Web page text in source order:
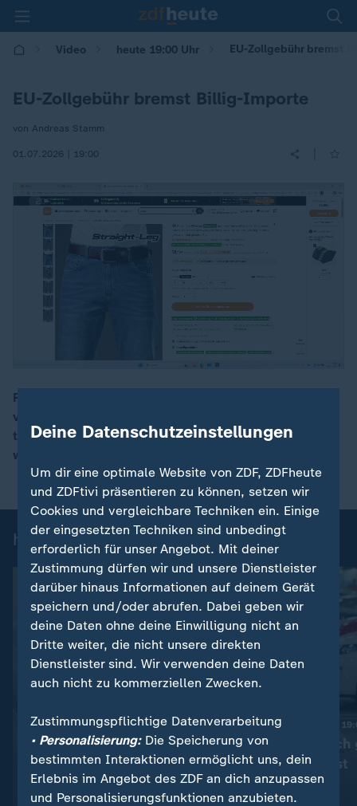
Video heute 19:00 Uhr EU-Zollgebühr bremst
EU-Zollgebühr bremst Billig-Importe
von Andreas Stamm
01.07.2026 | 19:00
00:16
Für Waren außerhalb der EU fällt eine neue Zollgebühr
von drei Euro pro Produkttyp an. Die EU reagiert auf
täglich rund 16 Millionen Pakete von Billiganbietern
wie Shein, Temu oder AliExpress.
heute 19:00 Uhr: Einzelbeiträge
Nachrichten | heute 19:00 Uhr:
Trotz Krieg:
Leihmutterschaft in der
Ukraine
Nachrichten | heute
Nachfrage nach
E-Autos wächst
Video
Deine Datenschutzeinstellungen
Um dir eine optimale Website von ZDF, ZDFheute
und ZDFtivi präsentieren zu können, setzen wir
Cookies und vergleichbare Techniken ein. Einige
der eingesetzten Techniken sind unbedingt
erforderlich für unser Angebot. Mit deiner
Zustimmung dürfen wir und unsere Dienstleister
darüber hinaus Informationen auf deinem Gerät
speichern und/oder abrufen. Dabei geben wir
deine Daten ohne deine Einwilligung nicht an
Dritte weiter, die nicht unsere direkten
Dienstleister sind. Wir verwenden deine Daten
auch nicht zu kommerziellen Zwecken.
Zustimmungspflichtige Datenverarbeitung
• Personalisierung:Die Speicherung von
bestimmten Interaktionen ermöglicht uns, dein
Erlebnis im Angebot des ZDF an dich anzupassen
und Personalisierungsfunktionen anzubieten.